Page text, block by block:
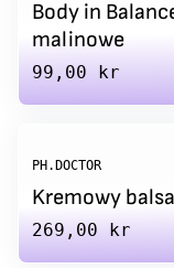
Body in
malinowe
Regular price
99,00 kr
PH.DOCTOR
Kremowy
Regular price
269,00 kr